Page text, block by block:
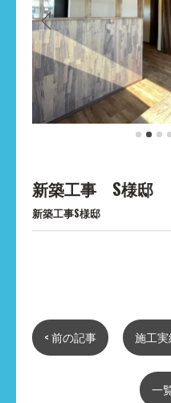
新築工事 S様邸
新築工事S様邸
< 前の記事 施工
一